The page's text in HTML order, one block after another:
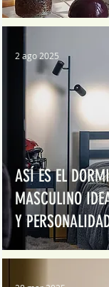
ASÍ ES EL
MASCULINO
Y
2 ago 2025